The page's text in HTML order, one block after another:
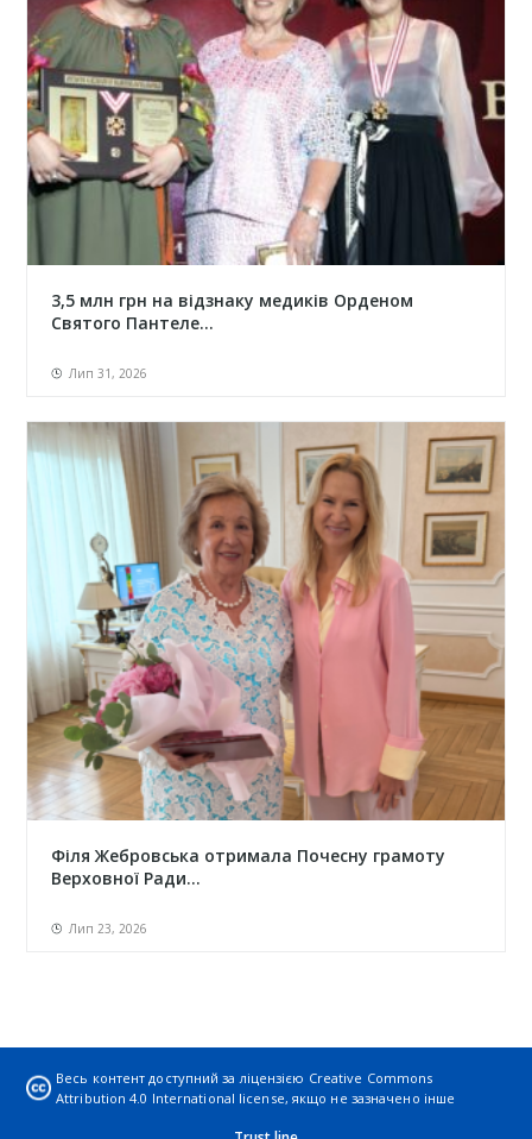
3,5 млн грн на відзнаку медиків Орденом
Святого Пантеле...
Лип 31, 2026
Філя Жебровська отримала Почесну грамоту
Верховної Ради...
Лип 23, 2026
Весь контент доступний за ліцензією Creative Commons
Attribution 4.0 International license, якщо не зазначено інше